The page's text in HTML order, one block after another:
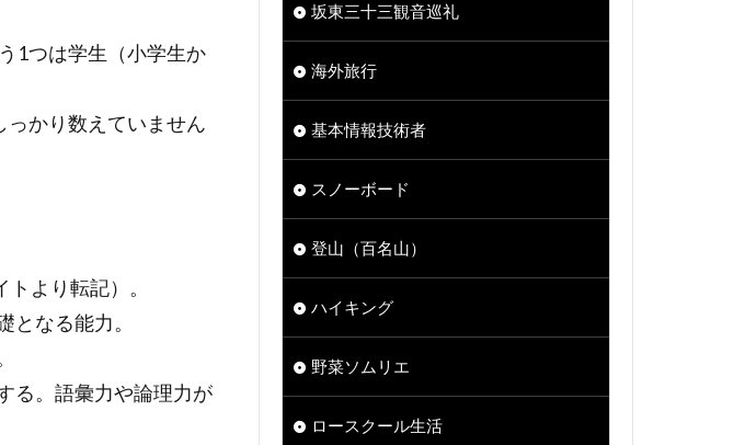
1つは学生（小学生か
かり数えていません
より転記）。
なる能力。
。語彙力や論理力が
坂東三十三観音巡礼
海外旅行
基本情報技術者
スノーボード
登山（百名山）
ハイキング
野菜ソムリエ
ロースクール生活